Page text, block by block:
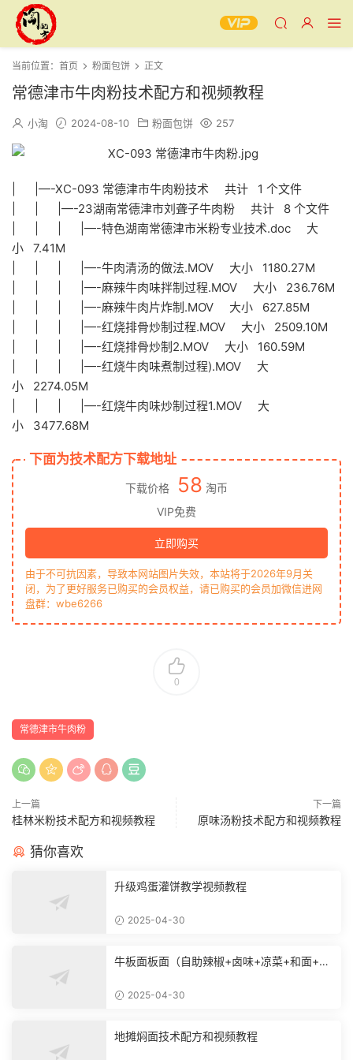
当前位置： 首页 粉面包饼 正文
常德津市牛肉粉技术配方和视频教程
小淘 2024-08-10 粉面包饼 257
| |—-XC-093 常德津市牛肉粉技术 共计 1 个文件
| | |—-23湖南常德津市刘聋子牛肉粉 共计 8 个文件
| | | |—-特色湖南常德津市米粉专业技术.doc 大
小 7.41M
| | | |—-牛肉清汤的做法.MOV 大小 1180.27M
| | | |—-麻辣牛肉味拌制过程.MOV 大小 236.76M
| | | |—-麻辣牛肉片炸制.MOV 大小 627.85M
| | | |—-红烧排骨炒制过程.MOV 大小 2509.10M
| | | |—-红烧排骨炒制2.MOV 大小 160.59M
| | | |—-红烧牛肉味煮制过程).MOV 大
小 2274.05M
| | | |—-红烧牛肉味炒制过程1.MOV 大
小 3477.68M
下面为技术配方下载地址
下载价格 58 淘币
VIP免费
立即购买
由于不可抗因素，导致本网站图片失效，本站将于2026年9月关
闭，为了更好服务已购买的会员权益，请已购买的会员加微信进网
盘群：wbe6266
0
常德津市牛肉粉
上一篇
桂林米粉技术配方和视频教程
下一篇
原味汤粉技术配方和视频教程
猜你喜欢
升级鸡蛋灌饼教学视频教程
2025-04-30
牛板面板面（自助辣椒+卤味+凉菜+和面+烙
2025-04-30
地摊焖面技术配方和视频教程